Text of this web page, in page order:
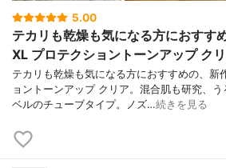
5.00
テカリも乾燥も気になる方におすす
XL プロテクショントーンアップ ク
テカリも乾燥も気になる方におすすめの、新
ョントーンアップ クリア。混合肌も研究、
ベルのチューブタイプ。ノズ…続きを見る